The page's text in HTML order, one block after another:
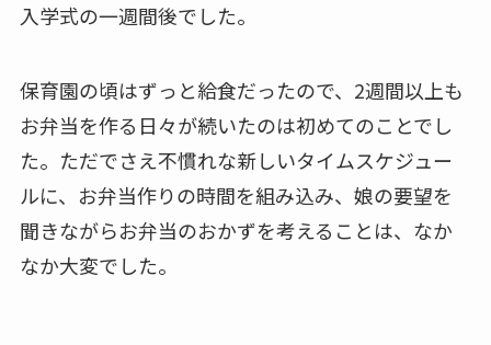
入学式の一週間後でした。
保育園の頃はずっと給食だったので、2週間以上も
お弁当を作る日々が続いたのは初めてのことでし
た。ただでさえ不慣れな新しいタイムスケジュー
ルに、お弁当作りの時間を組み込み、娘の要望を
聞きながらお弁当のおかずを考えることは、なか
なか大変でした。